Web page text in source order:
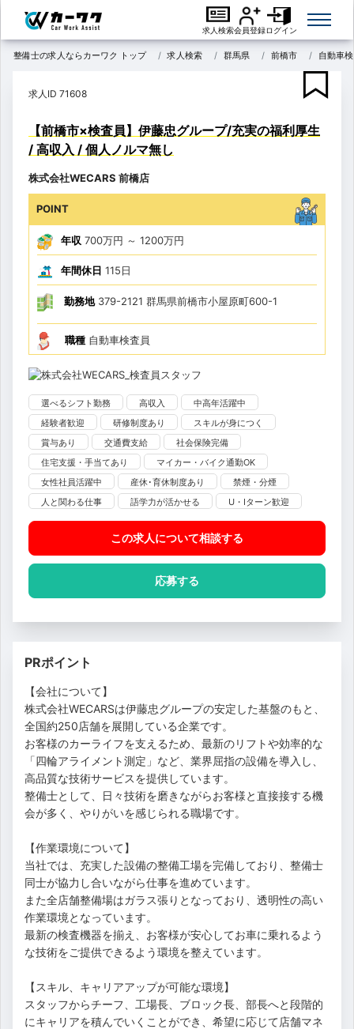
求人検索会員登録ログイン
整備士の求人ならカーワク トップ 求人検索 群馬県 前橋市 自動車
求人ID 71608
【前橋市×検査員】伊藤忠グループ/充実の福利厚生
/ 高収入 / 個人ノルマ無し
株式会社WECARS 前橋店
POINT
年収 700万円 ～ 1200万円
年間休日 115日
勤務地379-2121 群馬県前橋市小屋原町600-1
職種 自動車検査員
選べるシフト勤務 高収入
中高年活躍中
経験者歓迎
研修制度あり
スキルが身につく
賞与あり
交通費支給
社会保険完備
住宅支援・手当てあり
マイカー・バイク通勤OK
女性社員活躍中
産休･育休制度あり
禁煙・分煙
人と関わる仕事
語学力が活かせる U・Iターン歓迎
この求人について相談する
応募する
PRポイント
【会社について】
株式会社WECARSは伊藤忠グループの安定した基盤のもと、
全国約250店舗を展開している企業です。
お客様のカーライフを支えるため、最新のリフトや効率的な
「四輪アライメント測定」など、業界屈指の設備を導入し、
高品質な技術サービスを提供しています。
整備士として、日々技術を磨きながらお客様と直接接する機
会が多く、やりがいを感じられる職場です。
【作業環境について】
当社では、充実した設備の整備工場を完備しており、整備士
同士が協力し合いながら仕事を進めています。
また全店舗整備場はガラス張りとなっており、透明性の高い
作業環境となっています。
最新の検査機器を揃え、お客様が安心してお車に乗れるよう
な技術をご提供できるよう環境を整えています。
【スキル、キャリアアップが可能な環境】
スタッフからチーフ、工場長、ブロック長、部長へと段階的
にキャリアを積んでいくことができ、希望に応じて店舗マネ